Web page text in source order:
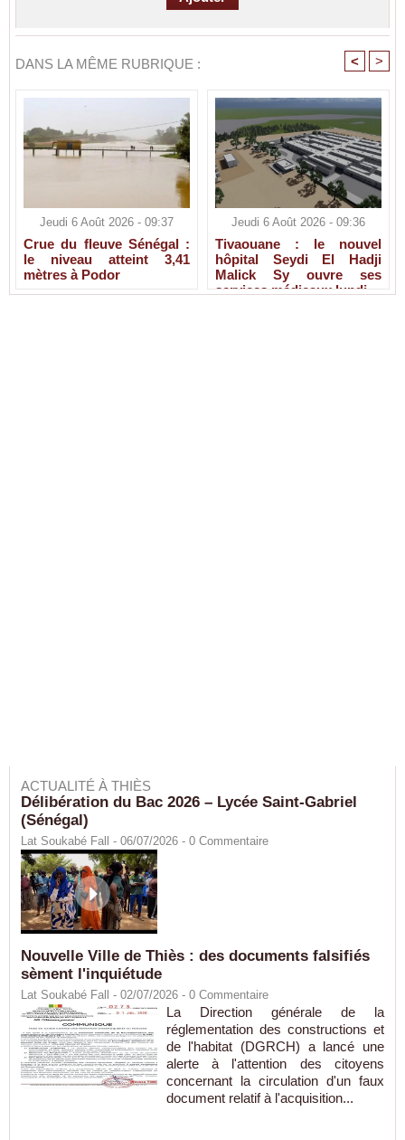
DANS LA MÊME RUBRIQUE : < >
Jeudi 6 Août 2026 - 09:37
Crue du fleuve Sénégal :
le niveau atteint 3,41
mètres à Podor
Jeudi 6 Août 2026 - 09:36
Tivaouane : le nouvel
hôpital Seydi El Hadji
Malick Sy ouvre ses
services médicaux lundi
ACTUALITÉ À THIÈS
Délibération du Bac 2026 – Lycée Saint-Gabriel
(Sénégal)
Lat Soukabé Fall - 06/07/2026 - 0 Commentaire
Nouvelle Ville de Thiès : des documents falsifiés
sèment l'inquiétude
Lat Soukabé Fall - 02/07/2026 - 0 Commentaire
La Direction générale de la
réglementation des constructions et
de l'habitat (DGRCH) a lancé une
alerte à l'attention des citoyens
concernant la circulation d'un faux
document relatif à l'acquisition...